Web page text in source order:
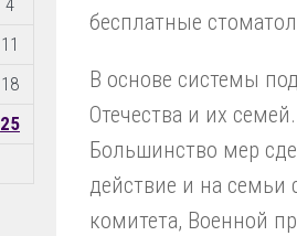
бесплатные
В основе системы
Отечества и их
Большинство мер
действие и на семьи
комитета, Военной
11
18
25